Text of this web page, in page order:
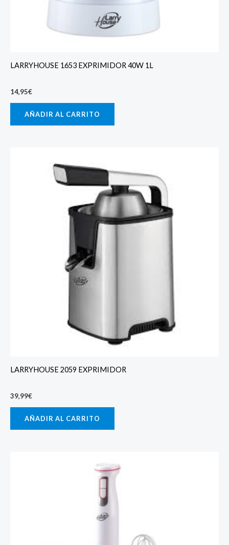
LARRYHOUSE 1653 EXPRIMIDOR 40W 1L
14,95€
AÑADIR AL CARRITO
LARRYHOUSE 2059 EXPRIMIDOR
39,99€
AÑADIR AL CARRITO